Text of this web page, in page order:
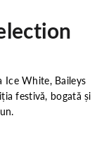
Ice White, Baileys
festivă, bogată și